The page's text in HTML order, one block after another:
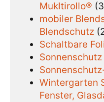
Mukltirollo®
mobiler
Blendschutz
Schaltbare
Wintergarten
Fenster,